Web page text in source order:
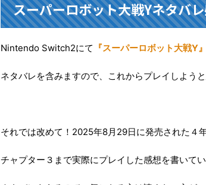
スーパーロボット大戦Yネタバ
Nintendo Switch2にて 『スーパーロボット大戦Y』
ネタバレを含みますので、これからプレイしよう
それでは改めて！2025年8月29日に発売された４
チャプター３まで実際にプレイした感想を書いてい